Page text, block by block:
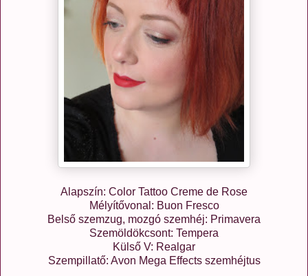
Alapszín: Color Tattoo Creme de Rose
Mélyítővonal: Buon Fresco
Belső szemzug, mozgó szemhéj: Primavera
Szemöldökcsont: Tempera
Külső V: Realgar
Szempillatő: Avon Mega Effects szemhéjtus